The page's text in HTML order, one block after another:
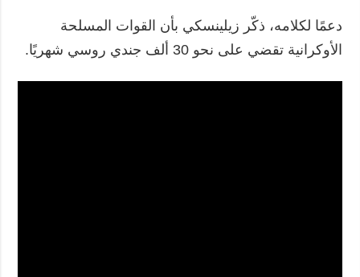
دعمًا لكلامه، ذكّر زيلينسكي بأن القوات المسلحة
الأوكرانية تقضي على نحو 30 ألف جندي روسي شهريًا.